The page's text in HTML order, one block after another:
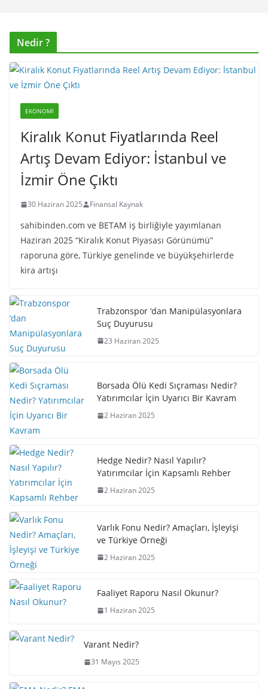
Nedir ?
EKONOMI
Kiralık Konut Fiyatlarında Reel
Artış Devam Ediyor: İstanbul ve
İzmir Öne Çıktı
30 Haziran 2025 Finansal Kaynak
sahibinden.com ve BETAM iş birliğiyle yayımlanan
Haziran 2025 “Kiralık Konut Piyasası Görünümü”
raporuna göre, Türkiye genelinde ve büyükşehirlerde
kira artışı
Trabzonspor ‘dan Manipülasyonlara
Suç Duyurusu
23 Haziran 2025
Borsada Ölü Kedi Sıçraması Nedir?
Yatırımcılar İçin Uyarıcı Bir Kavram
2 Haziran 2025
Hedge Nedir? Nasıl Yapılır?
Yatırımcılar İçin Kapsamlı Rehber
2 Haziran 2025
Varlık Fonu Nedir? Amaçları, İşleyişi
ve Türkiye Örneği
2 Haziran 2025
Faaliyet Raporu Nasıl Okunur?
1 Haziran 2025
Varant Nedir?
31 Mayıs 2025